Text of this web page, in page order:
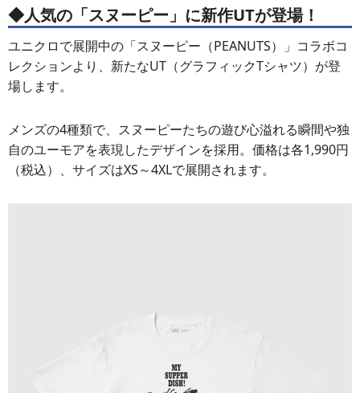
◆人気の「スヌーピー」に新作UTが登場！
ユニクロで展開中の「スヌーピー（PEANUTS）」コラボコ
レクションより、新たなUT（グラフィックTシャツ）が登
場します。
メンズの4種類で、スヌーピーたちの遊び心溢れる瞬間や独
自のユーモアを表現したデザインを採用。価格は各1,990円
（税込）、サイズはXS～4XLで展開されます。